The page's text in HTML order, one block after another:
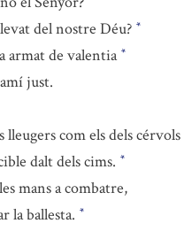
del nostre Déu? *
armat de valentia *
just.
lleugers com els dels cérvols
dalt dels cims. *
mans a combatre,
la ballesta. *